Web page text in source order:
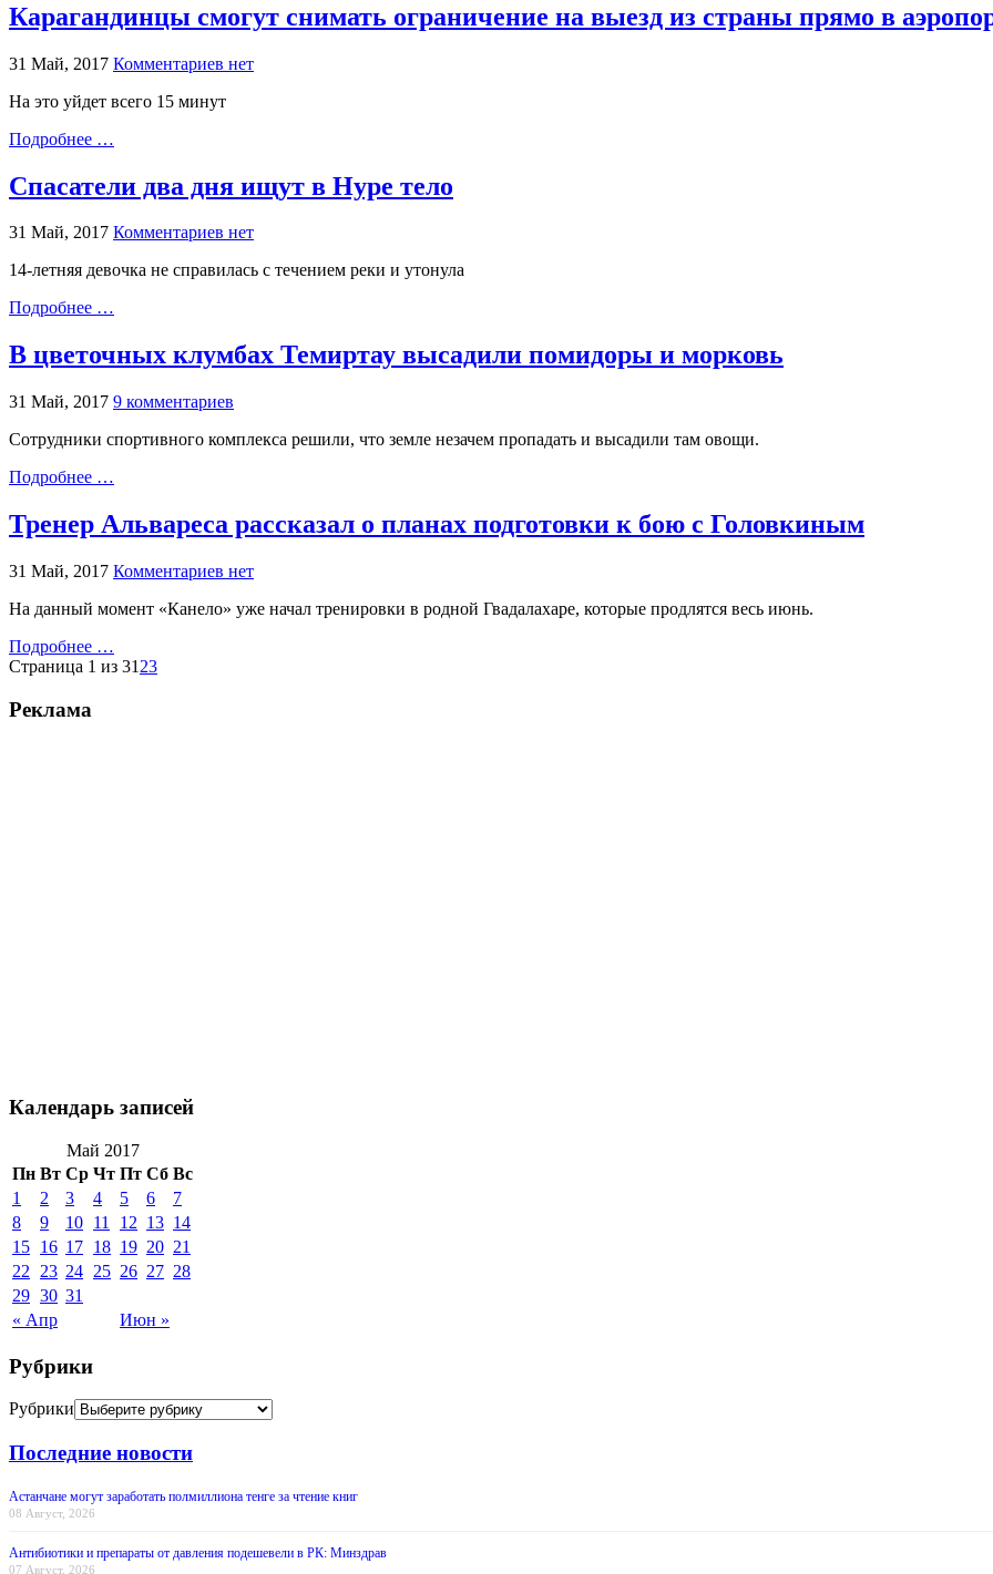
Карагандинцы смогут снимать ограничение на выезд из страны прямо в
31 Май, 2017 Комментариев нет
На это уйдет всего 15 минут
Подробнее …
Спасатели два дня ищут в Нуре тело
31 Май, 2017 Комментариев нет
14-летняя девочка не справилась с течением реки и утонула
Подробнее …
В цветочных клумбах Темиртау высадили помидоры и морковь
31 Май, 2017 9 комментариев
Сотрудники спортивного комплекса решили, что земле незачем пропадать и высадили там овощи.
Подробнее …
Тренер Альвареса рассказал о планах подготовки к бою с Головкиным
31 Май, 2017 Комментариев нет
На данный момент «Канело» уже начал тренировки в родной Гвадалахаре, которые продлятся весь июнь.
Подробнее …
Страница 1 из 31 23
Реклама
Календарь записей
Май 2017
Пн Вт Ср Чт Пт Сб Вс
« Апр Июн »
1 2 3 4 5 6
7
8
9 10 11 12 13 14
15 16 17 18 19 20 21
22
23 24 25 26 27 28
29 30 31
Рубрики
Рубрики
Последние новости
Астанчане могут заработать полмиллиона тенге за чтение книг
08 Август, 2026
Антибиотики и препараты от давления подешевели в РК: Минздрав
07 Август, 2026